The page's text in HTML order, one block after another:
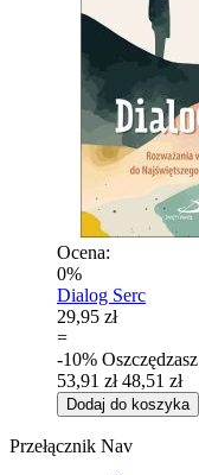
Ocena:
0%
Dialog Serc
29,95 zł
=
-10% Oszczędzasz
53,91 zł 48,51 zł
Dodaj do koszyka
Przełącznik Nav